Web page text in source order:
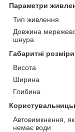
Параметри
Тип живлення
Довжина
шнура
Габаритні розміри
Висота
Ширина
Глибина
Автовимкнення,
немає води